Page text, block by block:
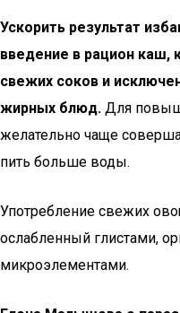
Ускорить результат
введение в рацион каш,
свежих соков и
жирных блюд. Для
желательно чаще
пить больше воды.
Употребление свежих
ослабленный глистами,
микроэлементами.